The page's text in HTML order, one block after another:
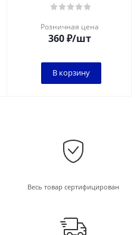
Розничная цена
360₽/шт
В корзину
Весь товар сертифицирован